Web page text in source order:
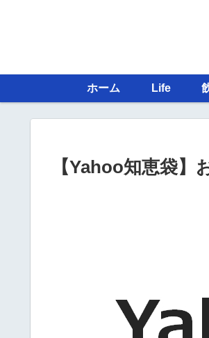
ホーム Life
【Yahoo知恵袋】